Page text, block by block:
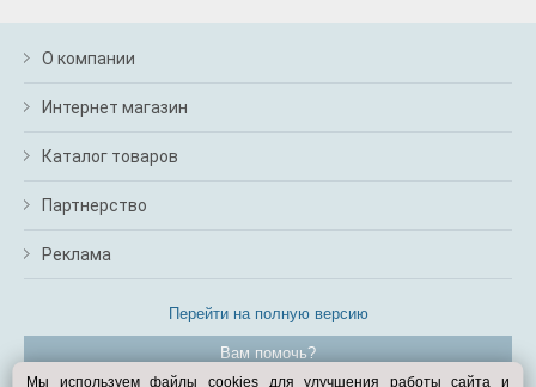
О компании
Интернет магазин
Каталог товаров
Партнерство
Реклама
Перейти на полную версию
Вам помочь?
Мы используем файлы cookies для улучшения работы сайта и